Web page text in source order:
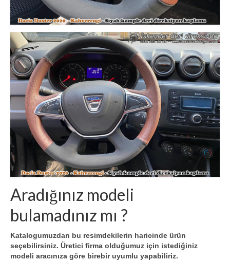
Aradığınız modeli
bulamadınız mı ?
Katalogumuzdan bu resimdekilerin haricinde ürün
seçebilirsiniz. Üretici firma olduğumuz için istediğiniz
modeli aracınıza göre birebir uyumlu yapabiliriz.